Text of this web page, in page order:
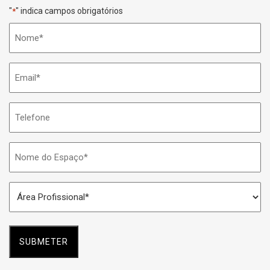
"*" indica campos obrigatórios
do
Espaço
Profissional
*